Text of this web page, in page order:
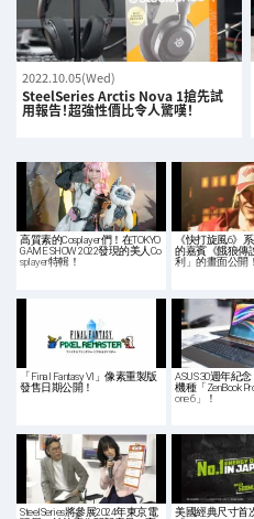
2022.10.05(Wed)
SteelSeries Arctis Nova 1搶先試
用報告！超強性價比令人驚嘆！
高質素的Cosplayer們！在TOKYO
GAME SHOW 2022發現的美人Co
splayer特輯！
《快打旋風6》
的嘉賓《餓狼傳
利」的畫面公開
「Final Fantasy VI」像素重製版
發售日期公開！
ASUS 30週年紀
機種「ZenBook
one 6」！
SteelSeries將參展2024年東京電
美國經典尺寸首